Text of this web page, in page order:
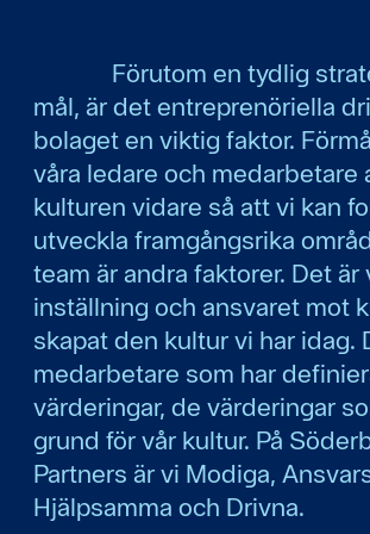
Förutom en tydlig
mål, är det entreprenöriella
bolaget en viktig faktor.
våra ledare och medarbetare
kulturen vidare så att vi kan
utveckla framgångsrika
team är andra faktorer. Det är
inställning och ansvaret mot
skapat den kultur vi har idag.
medarbetare som har
värderingar, de värderingar
grund för vår kultur. På
Partners är vi Modiga,
Hjälpsamma och Drivna.